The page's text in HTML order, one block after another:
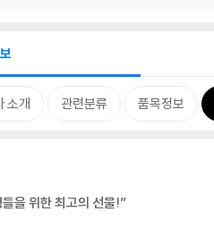
소개 관련분류 품목정보
을 위한 최고의 선물!”